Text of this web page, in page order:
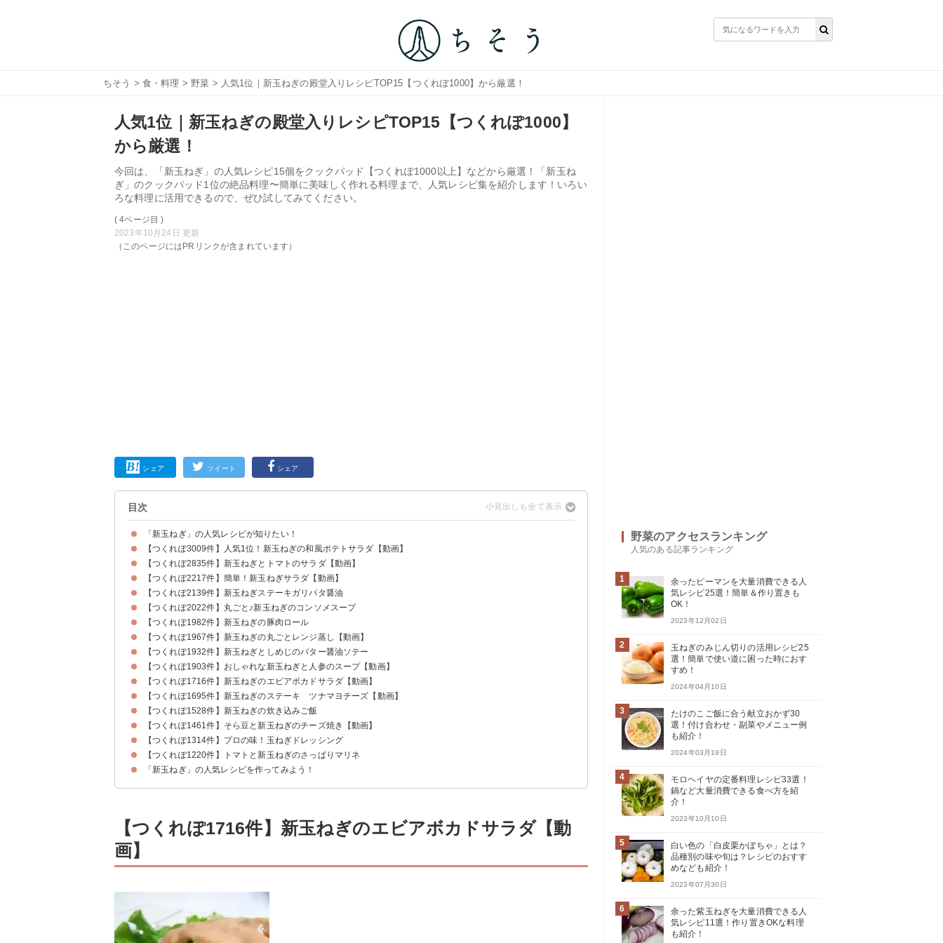
ちそう > 食・料理 > 野菜 > 人気1位｜新玉ねぎの殿堂入りレシピTOP15【つくれぽ1000】から厳選！
人気1位｜新玉ねぎの殿堂入りレシピTOP15【つくれぽ1000】
から厳選！
今回は、「新玉ねぎ」の人気レシピ15個をクックパッド【つくれぽ1000以上】などから厳選！「新玉ね
ぎ」のクックパッド1位の絶品料理〜簡単に美味しく作れる料理まで、人気レシピ集を紹介します！いろい
ろな料理に活用できるので、ぜひ試してみてください。
( 4ページ目 )
2023年10月24日 更新
（このページにはPRリンクが含まれています）
シェア ツイート シェア
目次
「新玉ねぎ」の人気レシピが知りたい！
【つくれぽ3009件】人気1位！新玉ねぎの和風ポテトサラダ【動画】
【つくれぽ2835件】新玉ねぎとトマトのサラダ【動画】
【つくれぽ2217件】簡単！新玉ねぎサラダ【動画】
【つくれぽ2139件】新玉ねぎステーキガリバタ醤油
【つくれぽ2022件】丸ごと♪新玉ねぎのコンソメスープ
【つくれぽ1982件】新玉ねぎの豚肉ロール
【つくれぽ1967件】新玉ねぎの丸ごとレンジ蒸し【動画】
【つくれぽ1932件】新玉ねぎとしめじのバター醤油ソテー
【つくれぽ1903件】おしゃれな新玉ねぎと人参のスープ【動画】
【つくれぽ1716件】新玉ねぎのエビアボカドサラダ【動画】
【つくれぽ1695件】新玉ねぎのステーキ ツナマヨチーズ【動画】
【つくれぽ1528件】新玉ねぎの炊き込みご飯
【つくれぽ1461件】そら豆と新玉ねぎのチーズ焼き【動画】
【つくれぽ1314件】プロの味！玉ねぎドレッシング
【つくれぽ1220件】トマトと新玉ねぎのさっぱりマリネ
「新玉ねぎ」の人気レシピを作ってみよう！
【つくれぽ1716件】新玉ねぎのエビアボカドサラダ【動
画】
野菜のアクセスランキング
人気のある記事ランキング
1
余ったピーマンを大量消費できる人
気レシピ25選！簡単＆作り置きも
OK！
2023年12月02日
2
玉ねぎのみじん切りの活用レシピ25
選！簡単で使い道に困った時におす
すめ！
2024年04月10日
3
たけのこご飯に合う献立おかず30
選！付け合わせ・副菜やメニュー例
も紹介！
2024年03月19日
4
モロヘイヤの定番料理レシピ33選！
鍋など大量消費できる食べ方を紹
介！
2023年10月10日
5
白い色の「白皮栗かぼちゃ」とは？
品種別の味や旬は？レシピのおすす
めなども紹介！
2023年07月30日
6
余った紫玉ねぎを大量消費できる人
気レシピ11選！作り置きOKな料理
も紹介！